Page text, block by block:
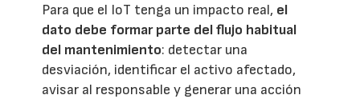
Para que el IoT tenga un impacto real, el
dato debe formar parte del flujo habitual
del mantenimiento: detectar una
desviación, identificar el activo afectado,
avisar al responsable y generar una acción